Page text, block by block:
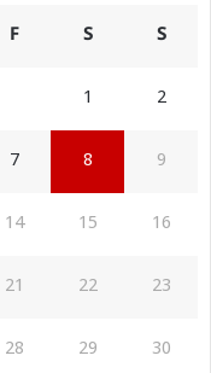
F S S
1 2
7 8 9
14 15 16
21 22 23
28 29 30